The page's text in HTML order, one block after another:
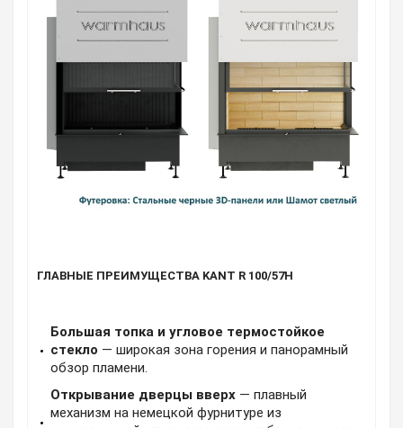
ГЛАВНЫЕ ПРЕИМУЩЕСТВА KANT R 100/57H
Большая топка и угловое термостойкое
стекло — широкая зона горения и панорамный
обзор пламени.
Открывание дверцы вверх — плавный
механизм на немецкой фурнитуре из